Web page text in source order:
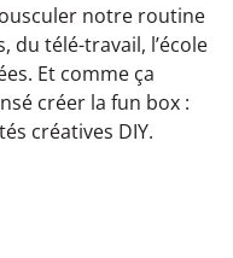
notre routine
du télé-travail, l’école
Et comme ça
créer la fun box :
créatives DIY.